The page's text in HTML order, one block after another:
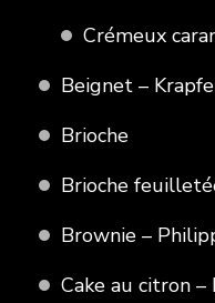
Crémeux
Beignet –
Brioche
Brioche
Brownie –
Cake au citron –